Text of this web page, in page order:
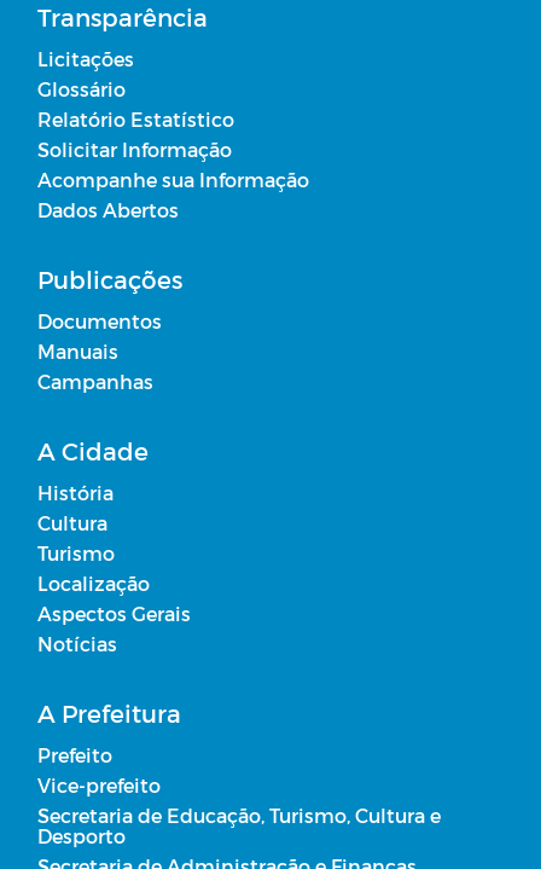
Transparência
Licitações
Glossário
Relatório Estatístico
Solicitar Informação
Acompanhe sua Informação
Dados Abertos
Publicações
Documentos
Manuais
Campanhas
A Cidade
História
Cultura
Turismo
Localização
Aspectos Gerais
Notícias
A Prefeitura
Prefeito
Vice-prefeito
Secretaria de Educação, Turismo, Cultura e
Desporto